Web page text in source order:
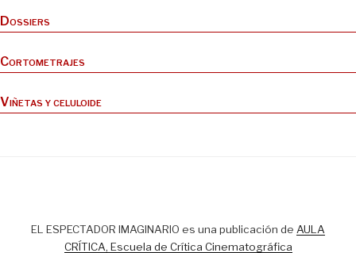
Dossiers
Cortometrajes
Viñetas y celuloide
EL ESPECTADOR IMAGINARIO es una publicación de AULA
CRÍTICA, Escuela de Crítica Cinematográfica